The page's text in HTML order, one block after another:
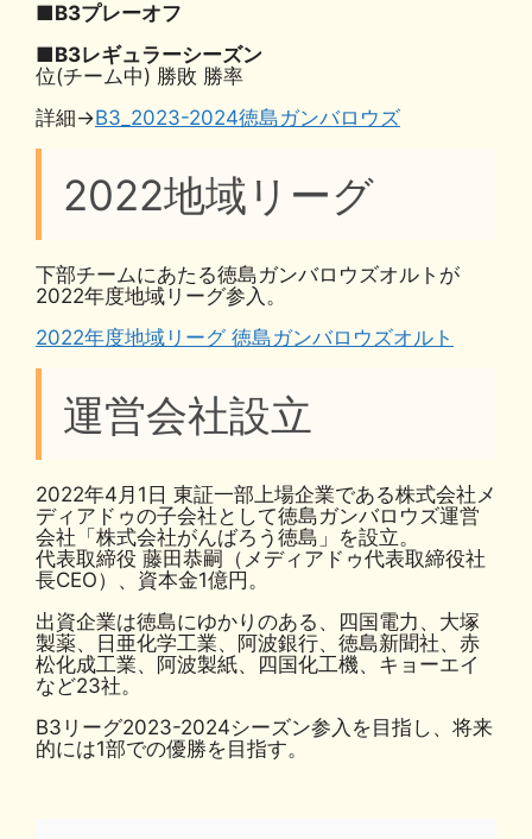
■B3プレーオフ
■B3レギュラーシーズン
位(チーム中) 勝敗 勝率
詳細→B3_2023-2024徳島ガンバロウズ
2022地域リーグ
下部チームにあたる徳島ガンバロウズオルトが
2022年度地域リーグ参入。
2022年度地域リーグ 徳島ガンバロウズオルト
運営会社設立
2022年4月1日 東証一部上場企業である株式会社メ
ディアドゥの子会社として徳島ガンバロウズ運営
会社「株式会社がんばろう徳島」を設立。
代表取締役 藤田恭嗣（メディアドゥ代表取締役社
長CEO）、資本金1億円。
出資企業は徳島にゆかりのある、四国電力、大塚
製薬、日亜化学工業、阿波銀行、徳島新聞社、赤
松化成工業、阿波製紙、四国化工機、キョーエイ
など23社。
B3リーグ2023-2024シーズン参入を目指し、将来
的には1部での優勝を目指す。